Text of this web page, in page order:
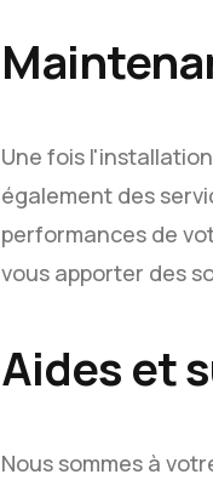
Une fois
également des
performances de
vous apporter des
Aides et
Nous sommes à